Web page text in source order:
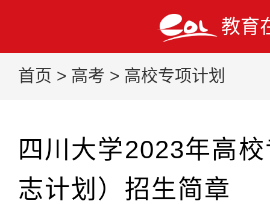
教育
首页 > 高考 > 高校专项计划
四川大学2023年高
志计划）招生简章